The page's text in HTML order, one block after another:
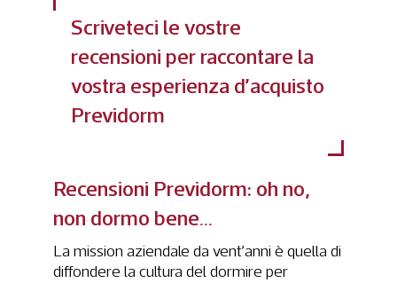
Scriveteci le vostre
recensioni per raccontare la
vostra esperienza d’acquisto
Previdorm
Recensioni Previdorm: oh no,
non dormo bene…
La mission aziendale da vent’anni è quella di
diffondere la cultura del dormire per